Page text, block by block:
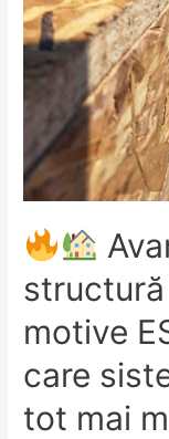
motive
care
tot mai